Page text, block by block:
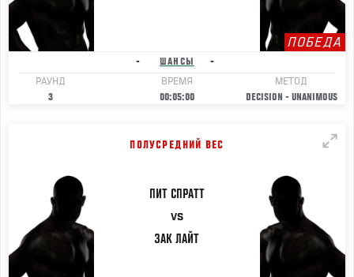
ПОБЕДА
- ШАНСЫ
-
РАУНД
3
ВРЕМЯ
00:05:00
МЕТОД
DECISION - UNANIMOUS
ПОЛУСРЕДНИЙ ВЕС
ПИТ СПРАТТ
VS
ЗАК ЛАЙТ